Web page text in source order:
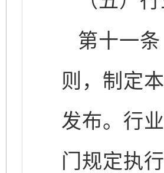
第十一条
则，制定
发布。行
门规定执